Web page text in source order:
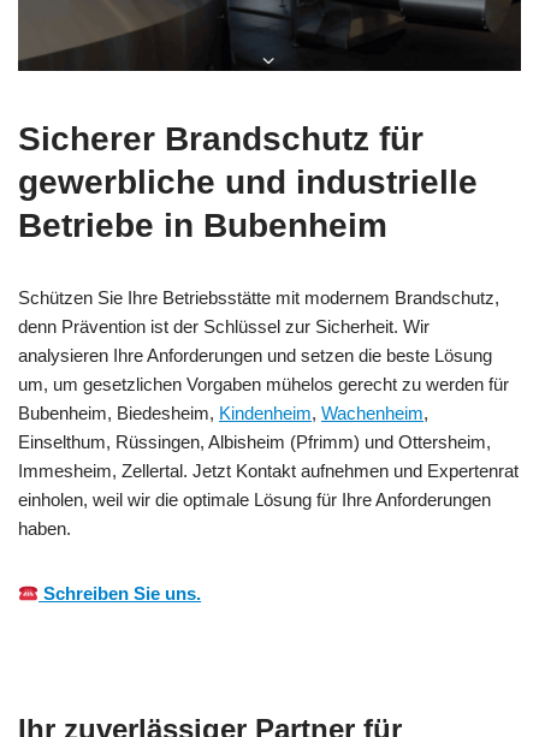
Sicherer Brandschutz für
gewerbliche und industrielle
Betriebe in Bubenheim
Schützen Sie Ihre Betriebsstätte mit modernem Brandschutz,
denn Prävention ist der Schlüssel zur Sicherheit. Wir
analysieren Ihre Anforderungen und setzen die beste Lösung
um, um gesetzlichen Vorgaben mühelos gerecht zu werden für
Bubenheim, Biedesheim, Kindenheim, Wachenheim,
Einselthum, Rüssingen, Albisheim (Pfrimm) und Ottersheim,
Immesheim, Zellertal. Jetzt Kontakt aufnehmen und Expertenrat
einholen, weil wir die optimale Lösung für Ihre Anforderungen
haben.
Schreiben Sie uns.
Ihr zuverlässiger Partner für